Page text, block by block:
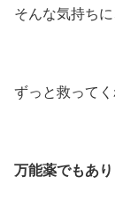
そんな気持ち
ずっと救ってく
万能薬でもあり